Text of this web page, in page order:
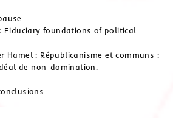
Fiduciary foundations of political
Hamel : Républicanisme et communs :
de non-domination.